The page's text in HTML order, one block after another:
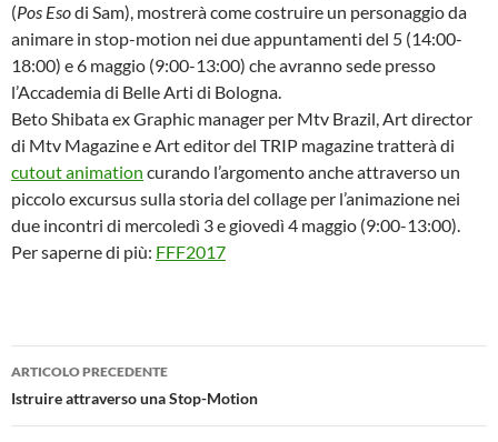
(Pos Esodi Sam), mostrerà come costruire un personaggio da
animare in stop-motion nei due appuntamenti del 5 (14:00-
18:00) e 6 maggio (9:00-13:00) che avranno sede presso
l’Accademia di Belle Arti di Bologna.
Beto Shibata ex Graphic manager per Mtv Brazil, Art director
di Mtv Magazine e Art editor del TRIP magazine tratterà di
cutout animation curando l’argomento anche attraverso un
piccolo excursus sulla storia del collage per l’animazione nei
due incontri di mercoledì 3 e giovedì 4 maggio (9:00-13:00).
Per saperne di più: FFF2017
Navigazione
articolo
ARTICOLO PRECEDENTE
Istruire attraverso una Stop-Motion